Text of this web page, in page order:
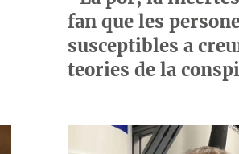
fan que les
susceptibles a
teories de la